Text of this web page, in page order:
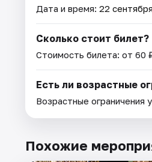
Дата и время: 22
Сколько стоит билет?
Стоимость билета: от 60
Есть ли возрастные
Возрастные ограничения
Похожие